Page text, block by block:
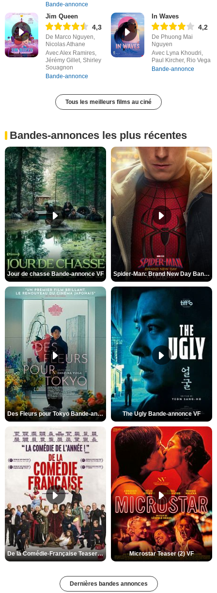
Bande-annonce
Jim Queen
4,3
De Marco Nguyen,
Nicolas Athane
Avec Alex Ramires,
Jérémy Gillet, Shirley
Souagnon
Bande-annonce
In Waves
4,2
De Phuong Mai
Nguyen
Avec Lyna Khoudri,
Paul Kircher, Rio Vega
Bande-annonce
Tous les meilleurs films au ciné
Bandes-annonces les plus récentes
Jour de chasse Bande-annonce VF Spider-Man: Brand New Day Bande-annonce (3) VO STFR
Des Fleurs pour Tokyo Bande-annonce VO STFR The Ugly Bande-annonce VF
De la Comédie-Française Teaser (3) VF Microstar Teaser (2) VF
Dernières bandes annonces